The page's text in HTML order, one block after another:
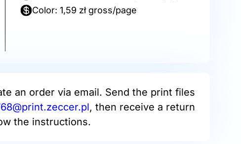
Color: 1,59 zł gross/page
an order via email. Send the print files
, then receive a return
the instructions.